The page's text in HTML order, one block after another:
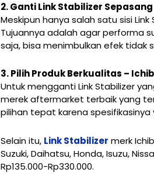
2. Ganti Link Stabilizer Sepasang
Meskipun hanya salah satu sisi
Tujuannya adalah agar performa
saja, bisa menimbulkan efek tidak
3. Pilih Produk Berkualitas –
Untuk mengganti Link Stabilizer
merek aftermarket terbaik yang
pilihan tepat karena
Selain itu, Link Stabilizer merk
Suzuki, Daihatsu, Honda, Isuzu,
Rp135.000-Rp330.000.